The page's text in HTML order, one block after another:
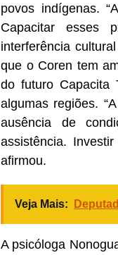
povos indígenas.
Capacitar esses
interferência
que o Coren tem
do futuro Capacita
algumas regiões.
ausência de
assistência.
afirmou.
Veja Mais:
A psicóloga